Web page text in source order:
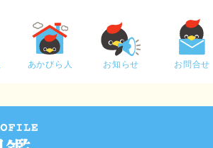
あかびら人 お知らせ お問合せ